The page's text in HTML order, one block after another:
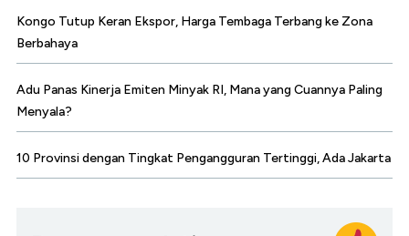
Kongo Tutup Keran Ekspor, Harga Tembaga Terbang ke Zona
Berbahaya
Adu Panas Kinerja Emiten Minyak RI, Mana yang Cuannya Paling
Menyala?
10 Provinsi dengan Tingkat Pengangguran Tertinggi, Ada Jakarta